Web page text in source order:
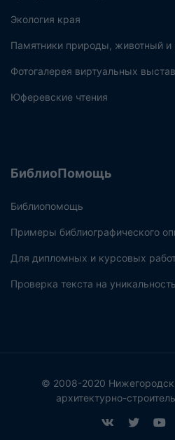
Экология края
Памятники природы, животный и
Фотогалерея виртуальных
Юферевские чтения
БиблиоПомощь
Библиопомощь
Примеры библиографического
Для дипломных и курсовых
Проверка текста на уникальность
© 2008-2020
архитектурно-